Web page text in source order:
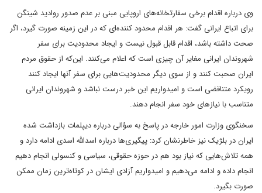
وی درباره اقدام برخی سفارتخانه‌های اروپایی مبنی بر عدم صدور روادید شینگن
برای اتباع ایرانی گفت: هر اقدام محدود کننده‌ای که در این زمینه صورت گیرد، اگر
صحت داشته باشد، اقدام قابل قبول نیست و ایجاد محدودیت برای سفر
شهروندان ایرانی مغایر آن چیزی است که اعلام می‌کنند. این‌که از حقوق مردم
ایران صحبت کنند و از سوی دیگر محدودیت‌هایی برای سفر آنها ایجاد کنند
رویکرد متناقضی است و امیدواریم این خبر درست نباشد و شهروندان ایرانی
متناسب با نیازهای خود سفر انجام دهند.
سخنگوی وزارت امور خارجه در پاسخ به سؤالی درباره دیپلمات بازداشت شده
ایران در بلژیک نیز خاطرنشان کرد: پیگیری‌ها درباره اسدالله اسدی ادامه دارد و
همه تلاش‌هایی که نیاز بود هم در حوزه حقوقی، سیاسی و کنسولی انجام دهیم
انجام داده و ادامه می‌دهیم و امیدواریم آزادی ایشان در کوتاه‌ترین زمان ممکن
صورت بگیرد.